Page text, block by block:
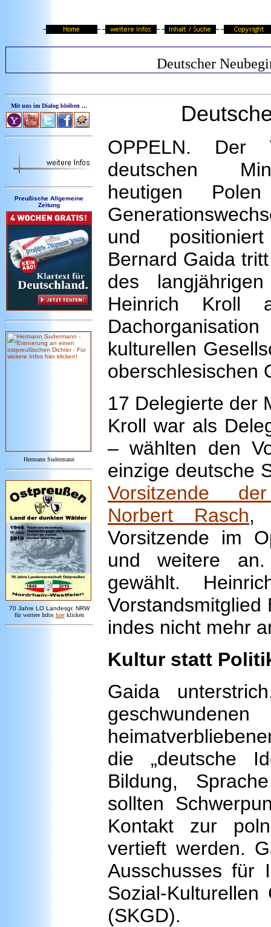
Deutscher
Mit uns im Dialog bleiben ...
Preußische Allgemeine
Zeitung
Hermann Sudermann
70 Jahre LO Landesgr. NRW
für weitere Infos hier klicken
OPPELN. Der
deutschen
heutigen
und
Bernard Gaida
des
Heinrich Kroll
kulturellen
oberschlesischen
17 Delegierte der
Kroll war als
– wählten den
einzige deutsche
Vorsitzende
Norbert Rasch,
Vorsitzende im
und weitere
gewählt.
indes nicht mehr
Kultur statt
Gaida
die „deutsche
Bildung,
sollten
Kontakt zur
vertieft werden.
Ausschusses für
Sozial-
(SKGD).